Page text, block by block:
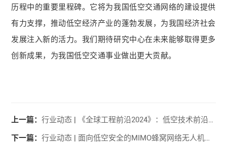
历程中的重要里程碑。它将为我国低空交通网络的建设提供
有力支撑，推动低空经济产业的蓬勃发展，为我国经济社会
发展注入新的活力。我们期待研究中心在未来能够取得更多
创新成果，为我国低空交通事业做出更大贡献。
上一篇：
行业动态 | 《全球工程前沿2024》：低空技术前沿六大主题
下一篇：
行业动态 | 面向低空安全的MIMO蜂窝网络无人机通信与反制技术